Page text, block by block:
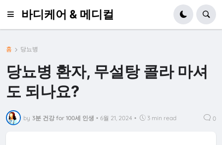
바디케어 & 메디컬
홈 당뇨병
당뇨병 환자, 무설탕 콜라 마셔
도 되나요?
by 3분 건강 for 100세 인생 • 6월 21, 2024 • 3 min read 0